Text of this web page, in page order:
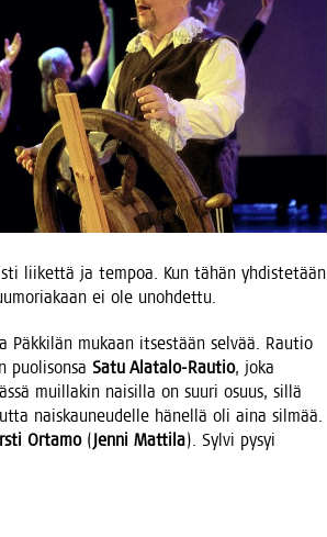
lii­ket­tä ja tem­poa. Kun tähän yhdis­te­tään
ei ole unohdettu.
mukaan itses­tään sel­vää. Rau­tio
puo­li­son­sa Satu Ala­ta­lo-Rau­tio, joka
muil­la­kin nai­sil­la on suu­ri osuus, sil­lä
nais­kau­neu­del­le hänel­lä oli aina sil­mää.
Orta­mo(Jen­ni Mat­ti­la). Syl­vi pysyi